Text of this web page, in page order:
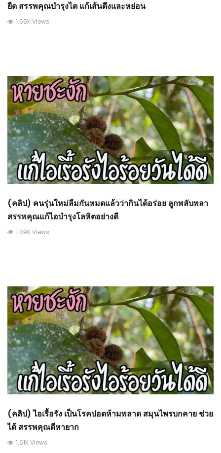
ยืด สรรพคุณบำรุงไต แก้เส้นตึงและหย่อน
1.65K Views
(คลิป) คนรุ่นใหม่ลืมกันหมดแล้วว่ากินได้อร่อย ลูกพลับพลา
สรรพคุณแก้ไอบำรุงโลหิตอย่างดี
1.09K Views
(คลิป) ไอเรื้อรัง เป็นโรคปอดห้ามพลาด สมุนไพรบกคาย ช่วย
ได้ สรรพคุณดีหายาก
1.61K Views